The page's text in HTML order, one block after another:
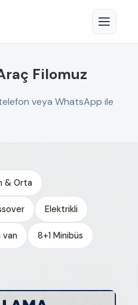
Filomuz
veya WhatsApp ile
& Orta
Elektrikli
van 8+1 Minibüs